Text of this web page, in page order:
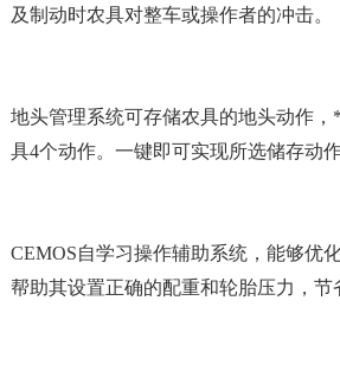
及制动时农具对整车或操作者的冲击。
地头管理系统可存储农具的地头动作，
具4个动作。一键即可实现所选储存动作
CEMOS自学习操作辅助系统，能够优
帮助其设置正确的配重和轮胎压力，节